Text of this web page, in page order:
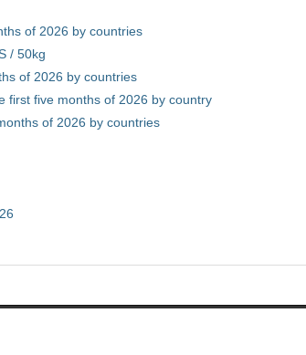
of 2026 by countries
/ 50kg
of 2026 by countries
first five months of 2026 by country
of 2026 by countries